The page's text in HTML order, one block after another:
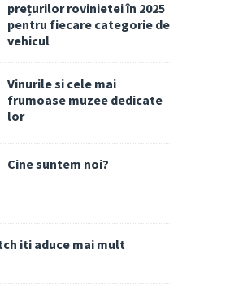
prețurilor rovinietei în 2025
pentru fiecare categorie de
vehicul
Vinurile si cele mai
frumoase muzee dedicate
lor
Cine suntem noi?
iti aduce mai mult